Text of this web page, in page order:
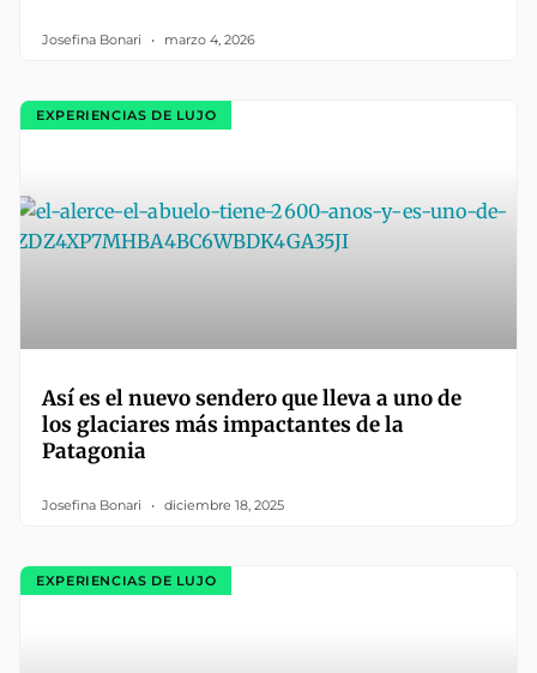
Josefina Bonari marzo 4, 2026
EXPERIENCIAS DE LUJO
Así es el nuevo sendero que lleva a uno de
los glaciares más impactantes de la
Patagonia
Josefina Bonari diciembre 18, 2025
EXPERIENCIAS DE LUJO